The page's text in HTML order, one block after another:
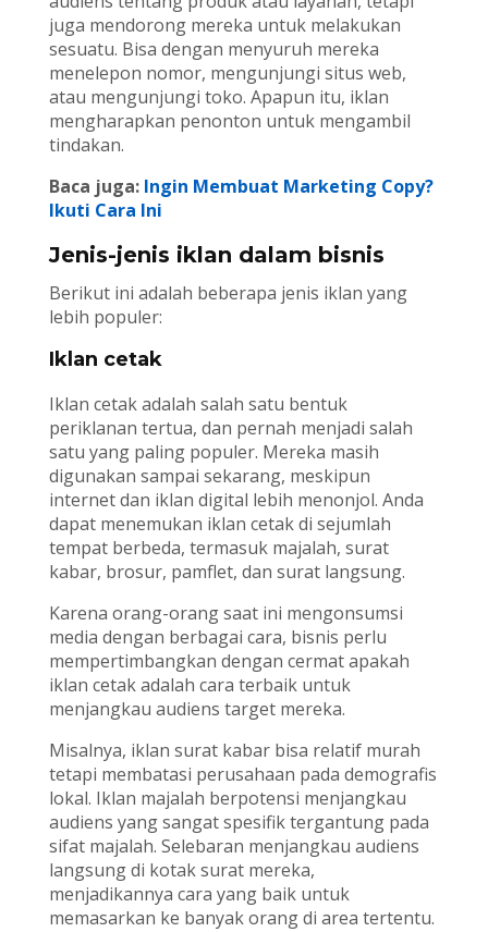
juga mendorong mereka untuk melakukan
sesuatu. Bisa dengan menyuruh mereka
menelepon nomor, mengunjungi situs web,
atau mengunjungi toko. Apapun itu, iklan
mengharapkan penonton untuk mengambil
tindakan.
Baca juga: Ingin Membuat Marketing Copy?
Ikuti Cara Ini
Jenis-jenis iklan dalam bisnis
Berikut ini adalah beberapa jenis iklan yang
lebih populer:
Iklan cetak
Iklan cetak adalah salah satu bentuk
periklanan tertua, dan pernah menjadi salah
satu yang paling populer. Mereka masih
digunakan sampai sekarang, meskipun
internet dan iklan digital lebih menonjol. Anda
dapat menemukan iklan cetak di sejumlah
tempat berbeda, termasuk majalah, surat
kabar, brosur, pamflet, dan surat langsung.
Karena orang-orang saat ini mengonsumsi
media dengan berbagai cara, bisnis perlu
mempertimbangkan dengan cermat apakah
iklan cetak adalah cara terbaik untuk
menjangkau audiens target mereka.
Misalnya, iklan surat kabar bisa relatif murah
tetapi membatasi perusahaan pada demografis
lokal. Iklan majalah berpotensi menjangkau
audiens yang sangat spesifik tergantung pada
sifat majalah. Selebaran menjangkau audiens
langsung di kotak surat mereka,
menjadikannya cara yang baik untuk
memasarkan ke banyak orang di area tertentu.